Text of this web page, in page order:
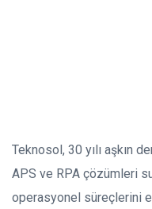
Teknosol, 30 yılı aşkın
APS ve RPA çözümleri
operasyonel süreçlerini